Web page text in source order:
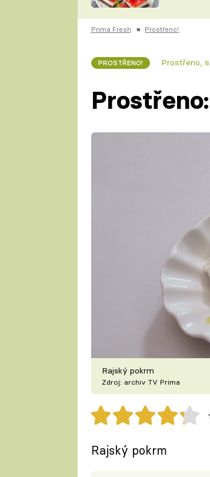
Prima Fresh ■ Prostřeno!
PROSTŘENO! Prostřeno,
Rajský pokrm
Zdroj: archiv TV Prima
Rajský pokrm